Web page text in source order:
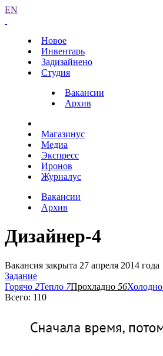
EN
Новое
Инвентарь
Задизайнено
Студия
Вакансии
Архив
Магазинус
Медиа
Экспресс
Иронов
Журналус
Вакансии
Архив
Дизайнер-4
Вакансия закрыта 27 апреля 2014 года
Задание
Горячо 2Тепло 7Прохладно 56Холодно
Всего: 110